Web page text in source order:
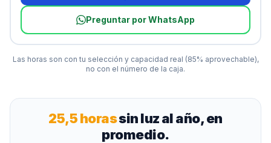
Preguntar por WhatsApp
Las horas son con tu selección y capacidad real (85% aprovechable),
no con el número de la caja.
25,5horassin luz al año, en
promedio.